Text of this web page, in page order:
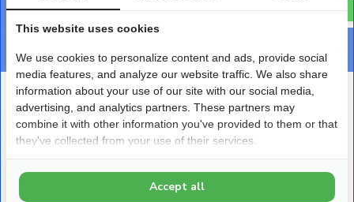
Deze heb je eerder bekeken
This website uses cookies
We use cookies to personalize content and ads, provide social
media features, and analyze our website traffic. We also share
information about your use of our site with our social media,
advertising, and analytics partners. These partners may
combine it with other information you've provided to them or that
they've collected from your use of their services.
Accept all